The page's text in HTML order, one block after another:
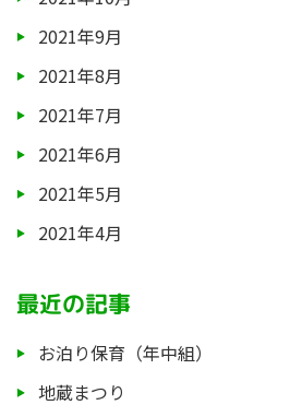
2021年9月
2021年8月
2021年7月
2021年6月
2021年5月
2021年4月
最近の記事
お泊り保育（年中組）
地蔵まつり